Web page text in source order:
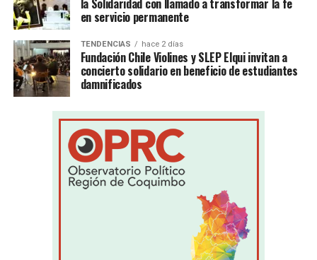
la Solidaridad con llamado a transformar la fe
en servicio permanente
TENDENCIAS hace 2 días
Fundación Chile Violines y SLEP Elqui invitan a
concierto solidario en beneficio de estudiantes
damnificados